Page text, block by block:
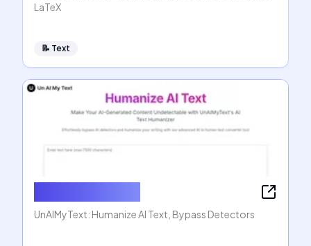
LaTeX
📝 Text
UnAIMyText: Humanize AI Text, Bypass Detectors